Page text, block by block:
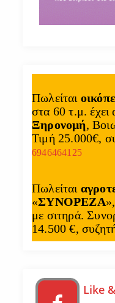
Πωλείται
στα 60 τ.μ. έχει
Ξηρονομή,
Τιμή 25.000€,
6946464125
Πωλείται
«ΣΥΝΟΡΕΖΑ»,
με σιτηρά.
14.500 €,
Like